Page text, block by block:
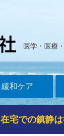
医学・医療
緩和ケア
在宅での鎮静